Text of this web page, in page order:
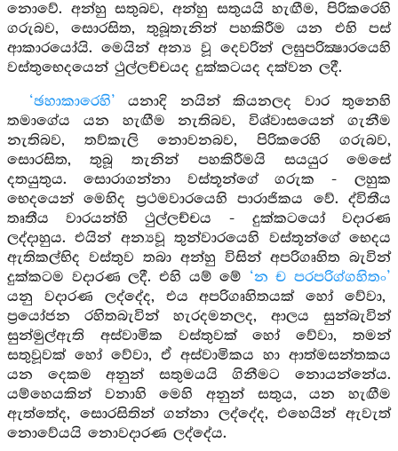
නොවේ. අන්හු සතුබව, අන්හු සතුයයි හැඟීම, පිරිකරෙහි
ගරුබව, සොරසිත, තුබූතැනින් පහකිරීම යන එහි පස්
ආකාරයෝයි. මෙයින් අන්‍ය වූ දෙවරින් ලඝුපරික්‍ෂාරයෙහි
වස්තුභෙදයෙන් ථුල්ලච්චයද දුක්කටයද දක්වන ලදී.
‘ඡහාකාරෙහි’ යනාදි නයින් කියනලද වාර තුනෙහි
තමාගේය යන හැඟීම නැතිබව, විශ්වාසයෙන් ගැනීම
නැතිබව, තව්කැලි නොවනබව, පිරිකරෙහි ගරුබව,
සොරසිත, තුබූ තැනින් පහකිරීමයි සයයුර මෙසේ
දතයුතුය. සොරාගන්නා වස්තූන්ගේ ගරුක - ලහුක
භෙදයෙන් මෙහිද ප්‍රථමවාරයෙහි පාරාජිකය වේ. ද්විතීය
තෘතීය වාරයන්හි ථුල්ලච්චය - දුක්කටයෝ වදාරණ
ලද්දාහුය. එයින් අන්‍යවූ තුන්වාරයෙහි වස්තූන්ගේ භෙදය
ඇතිකල්භිද වස්තුව තබා අන්හු විසින් අපරිගෘහිත බැවින්
දුක්කටම වදාරණ ලදී. එහි යම් මේ ‘න ච පරපරිග්ගහිතං’
යනු වදාරණ ලද්දේද, එය අපරිගෘහිතයක් හෝ වේවා,
ප්‍රයෝජන රහිතබැවින් හැරදමනලද, ආලය සුන්බැවින්
සුන්මුල්ඇති අස්වාමික වස්තුවක් හෝ වේවා, තමන්
සතුවූවක් හෝ වේවා, ඒ අස්වාමිකය හා ආත්මසන්තකය
යන දෙකම අනුන් සතුමයයි ගිනීමට නොයන්නේය.
යම්හෙයකින් වනාහි මෙහි අනුන් සතුය, යන හැඟීම
ඇත්තේද, සොරසිතින් ගන්නා ලද්දේද, එහෙයින් ඇවැත්
නොවේයයි නොවදාරණ ලද්දේය.